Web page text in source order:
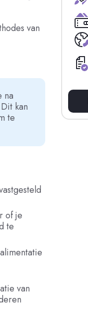
van
na
kan
te
of je
te
van